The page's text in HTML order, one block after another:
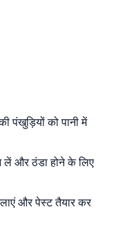
पंखुड़ियों को पानी में
लें और ठंडा होने के लिए
और पेस्ट तैयार कर